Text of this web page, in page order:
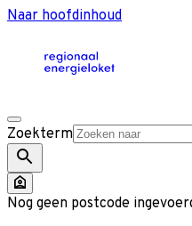
Naar hoofdinhoud
Zoekterm
Nog geen postcode